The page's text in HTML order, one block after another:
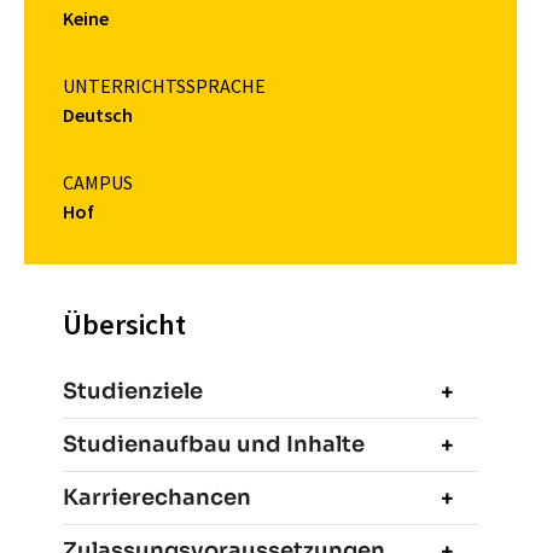
Übersicht
Studienziele
Studienaufbau und Inhalte
Karrierechancen
Keine
UNTERRICHTSSPRACHE
Deutsch
CAMPUS
Hof